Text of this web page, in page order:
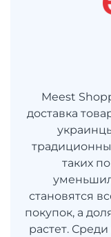
Meest
доставка
таких
становятся
покупок, а
растет.